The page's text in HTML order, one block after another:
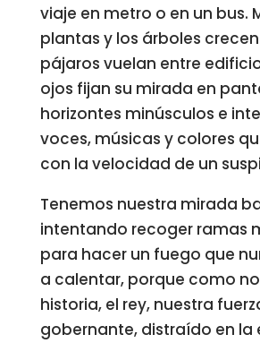
viaje en metro o en un bus.
plantas y los árboles
pájaros vuelan entre
ojos fijan su mirada en
horizontes minúsculos e
voces, músicas y colores
con la velocidad de un
Tenemos nuestra mirada
intentando recoger ramas
para hacer un fuego que
a calentar, porque como
historia, el rey, nuestra
gobernante, distraído en la